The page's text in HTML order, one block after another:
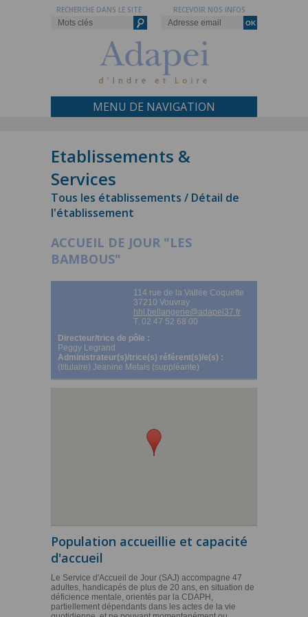
RECEVOIR NOS INFOS
RECHERCHE DANS LE SITE
MENU DE NAVIGATION
Etablissements &
Services
Tous les établissements / Détail de
l'établissement
ACCUEIL DE JOUR "LES
BAMBOUS"
114 rue de la Vallée Coquette
37210 Vouvray
hhl.bellangerie@adapei37.fr
T. 02 47 52 68 00
Directeur/trice de pôle :
Peggy Legrand
Administrateur(s)/trice(s) référent(s)/e(s) :
(titulaire) Jeanine Metais (suppléante)
Population accueillie et capacité
d'accueil
Le Service d'Accueil de Jour (SAJ) accompagne 47
adultes, handicapés de plus de 20 ans, en situation de
déficience mentale, orientés par la CDAPH,
partiellement dépendants dans les actes de la vie